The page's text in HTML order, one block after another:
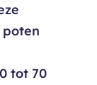
tot 70